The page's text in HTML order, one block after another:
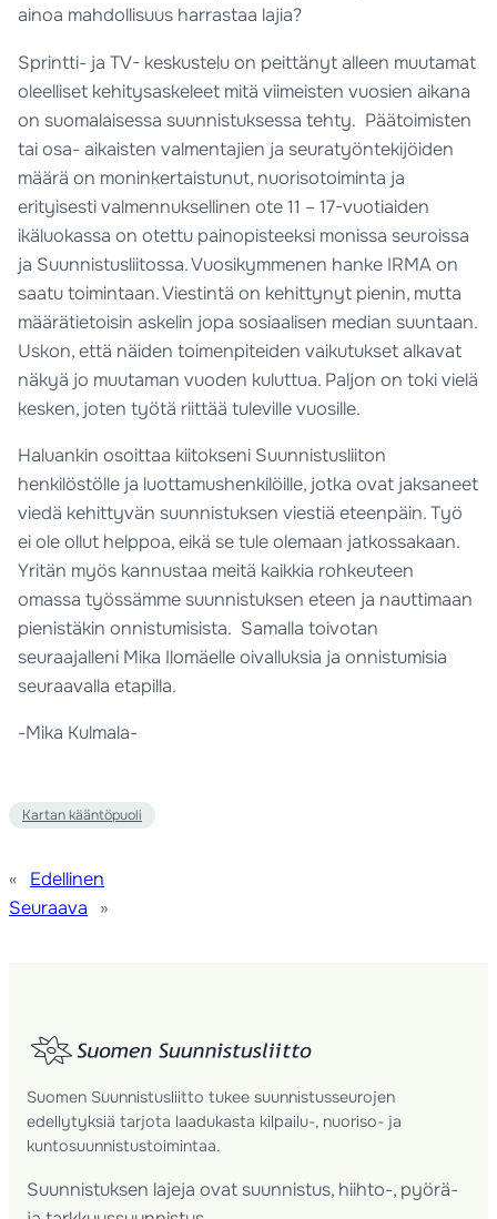
ainoa mahdollisuus harrastaa lajia?
Sprintti- ja TV- keskustelu on peittänyt alleen muutamat
oleelliset kehitysaskeleet mitä viimeisten vuosien aikana
on suomalaisessa suunnistuksessa tehty. Päätoimisten
tai osa- aikaisten valmentajien ja seuratyöntekijöiden
määrä on moninkertaistunut, nuorisotoiminta ja
erityisesti valmennuksellinen ote 11 – 17-vuotiaiden
ikäluokassa on otettu painopisteeksi monissa seuroissa
ja Suunnistusliitossa. Vuosikymmenen hanke IRMA on
saatu toimintaan. Viestintä on kehittynyt pienin, mutta
määrätietoisin askelin jopa sosiaalisen median suuntaan.
Uskon, että näiden toimenpiteiden vaikutukset alkavat
näkyä jo muutaman vuoden kuluttua. Paljon on toki vielä
kesken, joten työtä riittää tuleville vuosille.
Haluankin osoittaa kiitokseni Suunnistusliiton
henkilöstölle ja luottamushenkilöille, jotka ovat jaksaneet
viedä kehittyvän suunnistuksen viestiä eteenpäin. Työ
ei ole ollut helppoa, eikä se tule olemaan jatkossakaan.
Yritän myös kannustaa meitä kaikkia rohkeuteen
omassa työssämme suunnistuksen eteen ja nauttimaan
pienistäkin onnistumisista. Samalla toivotan
seuraajalleni Mika Ilomäelle oivalluksia ja onnistumisia
seuraavalla etapilla.
-Mika Kulmala-
Kartan kääntöpuoli
«
Edellinen
Seuraava
»
Suomen Suunnistusliitto tukee suunnistusseurojen
edellytyksiä tarjota laadukasta kilpailu-, nuoriso- ja
kuntosuunnistustoimintaa.
Suunnistuksen lajeja ovat suunnistus, hiihto-, pyörä-